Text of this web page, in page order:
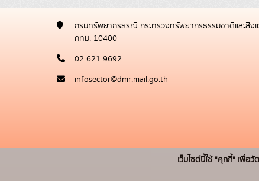
กรมทรัพยากรธรณี กระทรวงทรัพยากรธรรมชาติและสิ่
กทม. 10400
02 621 9692
infosector@dmr.mail.go.th
เว็บไซต์นี้ใช้ "คุกกี้" เพื่อ